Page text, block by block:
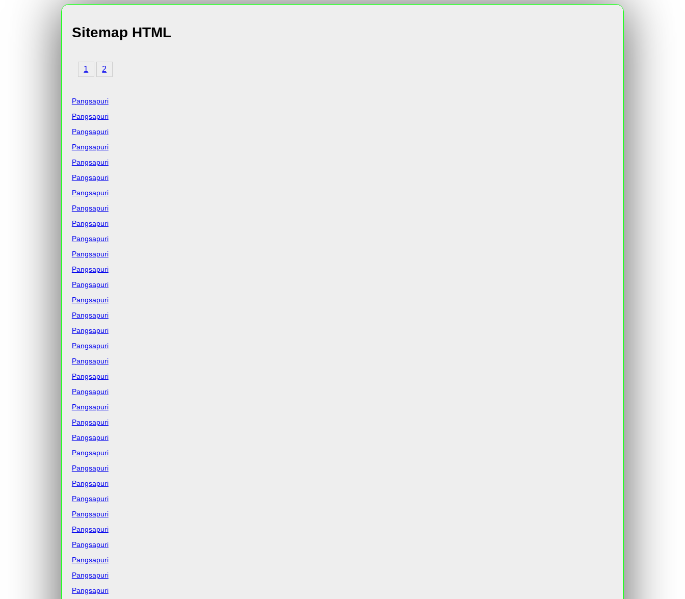
Sitemap HTML
1 2
Pangsapuri
Pangsapuri
Pangsapuri
Pangsapuri
Pangsapuri
Pangsapuri
Pangsapuri
Pangsapuri
Pangsapuri
Pangsapuri
Pangsapuri
Pangsapuri
Pangsapuri
Pangsapuri
Pangsapuri
Pangsapuri
Pangsapuri
Pangsapuri
Pangsapuri
Pangsapuri
Pangsapuri
Pangsapuri
Pangsapuri
Pangsapuri
Pangsapuri
Pangsapuri
Pangsapuri
Pangsapuri
Pangsapuri
Pangsapuri
Pangsapuri
Pangsapuri
Pangsapuri